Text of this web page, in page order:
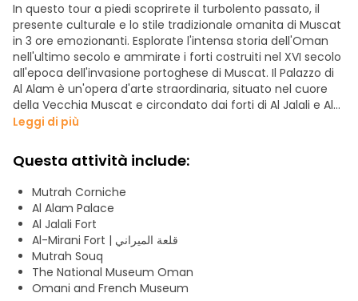
In questo tour a piedi scoprirete il turbolento passato, il
presente culturale e lo stile tradizionale omanita di Muscat
in 3 ore emozionanti. Esplorate l'intensa storia dell'Oman
nell'ultimo secolo e ammirate i forti costruiti nel XVI secolo
all'epoca dell'invasione portoghese di Muscat. Il Palazzo di
Al Alam è un'opera d'arte straordinaria, situato nel cuore
della Vecchia Muscat e circondato dai forti di Al Jalali e Al
Mirani.
Incontrate le nostre guide appassionate che
condivideranno con voi storie e racconti che non troverete
in nessuna guida. Con il nostro tour approfondito potrete
conoscere a fondo questa incredibile città. La guida vi
condurrà attraverso le strette strade della città, verso il
famoso souq tradizionale di Muscat.
Leggi di più
Questa attività include:
Mutrah Corniche
Al Alam Palace
Al Jalali Fort
Al-Mirani Fort | قلعة الميراني
Mutrah Souq
The National Museum Oman
Omani and French Museum